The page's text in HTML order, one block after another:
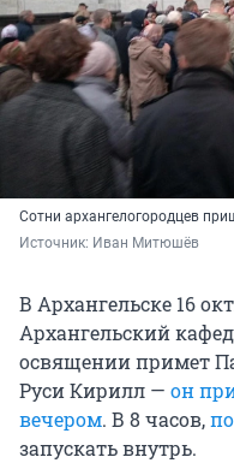
Сотни архангелогородцев
Источник: Иван Митюшёв
В Архангельске 16
Архангельский
освящении примет
Руси Кирилл — он
вечером. В 8 часов,
запускать внутрь.